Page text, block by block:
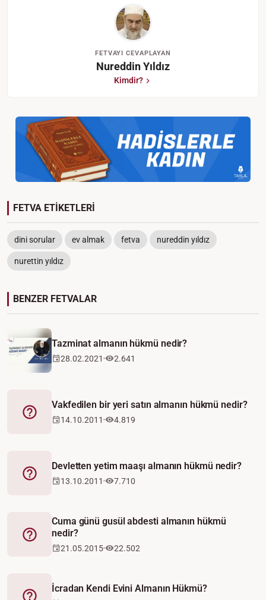
FETVAYI CEVAPLAYAN
Nureddin Yıldız
Kimdir?
FETVA ETİKETLERİ
dini sorular ev almak fetva nureddin yıldız
nurettin yıldız
BENZER FETVALAR
Tazminat almanın hükmü nedir?
28.02.2021 2.641
Fetva
Vakfedilen bir yeri satın almanın hükmü nedir?
14.10.2011 4.819
Fetva
Devletten yetim maaşı almanın hükmü nedir?
13.10.2011 7.710
Fetva
Cuma günü gusül abdesti almanın hükmü
nedir?
21.05.2015 22.502
İcradan Kendi Evini Almanın Hükmü?